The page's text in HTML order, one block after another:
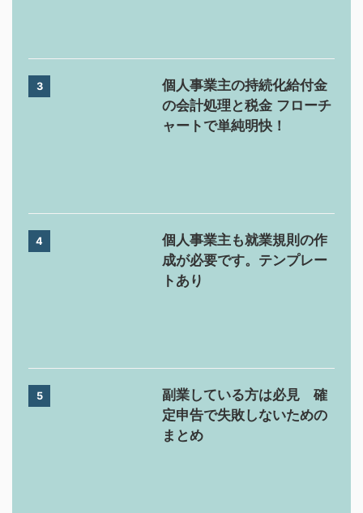
3
個人事業主の持続化給付金
の会計処理と税金 フローチ
ャートで単純明快！
4
個人事業主も就業規則の作
成が必要です。テンプレー
トあり
5
副業している方は必見 確
定申告で失敗しないための
まとめ